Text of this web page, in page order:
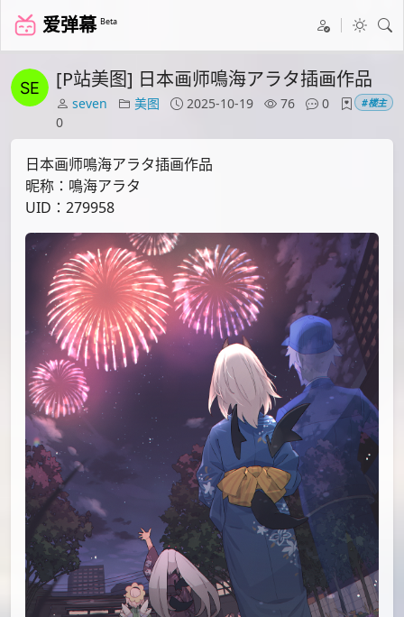
爱弹幕 Beta
[P站美图] 日本画师鳴海アラタ插画作品
seven 美图 2025-10-19 76
0
0
#楼主
日本画师鳴海アラタ插画作品
昵称：鳴海アラタ
UID：279958